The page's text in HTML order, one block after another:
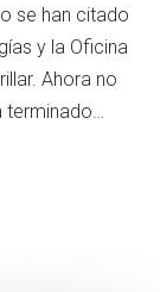
se han citado
y la Oficina
Ahora no